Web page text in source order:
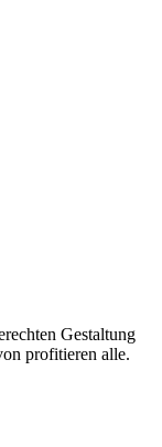
Gestaltung
profitieren alle.